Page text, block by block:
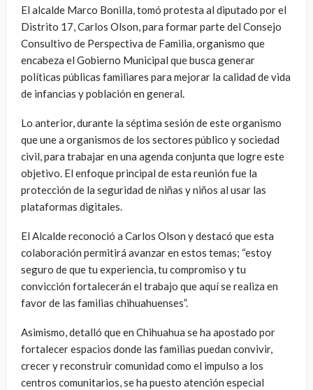
El alcalde Marco Bonilla, tomó protesta al diputado por el
Distrito 17, Carlos Olson, para formar parte del Consejo
Consultivo de Perspectiva de Familia, organismo que
encabeza el Gobierno Municipal que busca generar
políticas públicas familiares para mejorar la calidad de vida
de infancias y población en general.
Lo anterior, durante la séptima sesión de este organismo
que une a organismos de los sectores público y sociedad
civil, para trabajar en una agenda conjunta que logre este
objetivo. El enfoque principal de esta reunión fue la
protección de la seguridad de niñas y niños al usar las
plataformas digitales.
El Alcalde reconoció a Carlos Olson y destacó que esta
colaboración permitirá avanzar en estos temas; “estoy
seguro de que tu experiencia, tu compromiso y tu
convicción fortalecerán el trabajo que aquí se realiza en
favor de las familias chihuahuenses”.
Asimismo, detalló que en Chihuahua se ha apostado por
fortalecer espacios donde las familias puedan convivir,
crecer y reconstruir comunidad como el impulso a los
centros comunitarios, se ha puesto atención especial